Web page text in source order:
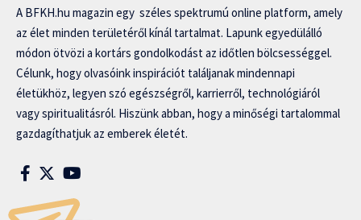
A BFKH.hu magazin egy széles spektrumú online platform, amely
az élet minden területéről kínál tartalmat. Lapunk egyedülálló
módon ötvözi a kortárs gondolkodást az időtlen bölcsességgel.
Célunk, hogy olvasóink inspirációt találjanak mindennapi
életükhöz, legyen szó egészségről, karrierről, technológiáról
vagy spiritualitásról. Hiszünk abban, hogy a minőségi tartalommal
gazdagíthatjuk az emberek életét.